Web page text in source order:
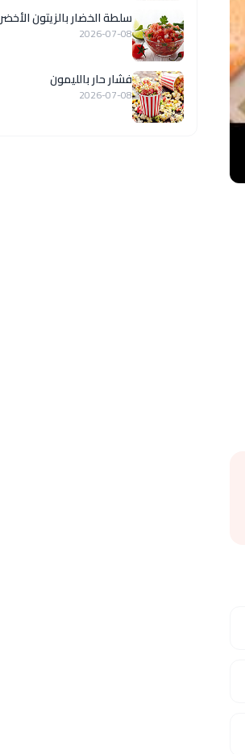
سلطة الخضار بالزيتون الأخضر
2026-07-08
فشار حار بالليمون
2026-07-08